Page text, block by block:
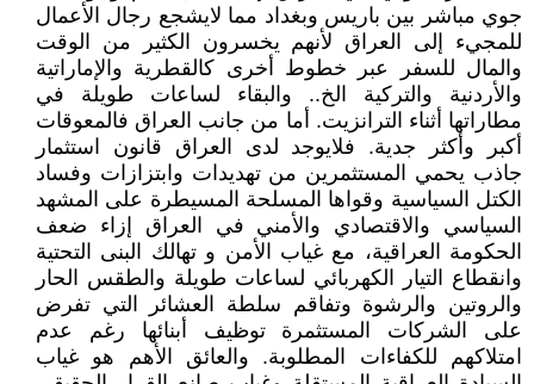
جوي مباشر بين باريس وبغداد مما لايشجع رجال الأعمال
للمجيء إلى العراق لأنهم يخسرون الكثير من الوقت
والمال للسفر عبر خطوط أخرى كالقطرية والإماراتية
والأردنية والتركية الخ.. والبقاء لساعات طويلة في
مطاراتها أثناء الترانزيت. أما من جانب العراق فالمعوقات
أكبر وأكثر جدية. فلايوجد لدى العراق قانون استثمار
جاذب يحمي المستثمرين من تهديدات وابتزازات وفساد
الكتل السياسية وقواها المسلحة المسيطرة على المشهد
السياسي والاقتصادي والأمني في العراق إزاء ضعف
الحكومة العراقية، مع غياب الأمن و تهالك البنى التحتية
وانقطاع التيار الكهربائي لساعات طويلة والطقس الحار
والروتين والرشوة وتفاقم سلطة العشائر التي تفرض
على الشركات المستثمرة توظيف أبنائها رغم عدم
امتلاكهم للكفاءات المطلوبة. والعائق الأهم هو غياب